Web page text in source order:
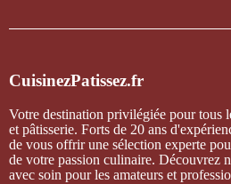
CuisinezPatissez.fr
Votre destination privilégiée pour tous
et pâtisserie. Forts de 20 ans
de vous offrir une sélection experte
de votre passion culinaire. Découvrez
avec soin pour les amateurs et